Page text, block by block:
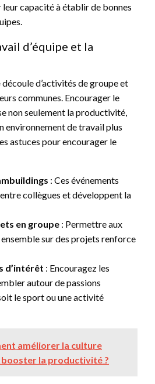
capacité à établir de bonnes
d’équipe et la
découle d’activités de groupe et
communes. Encourager le
non seulement la productivité,
environnement de travail plus
astuces pour encourager le
: Ces événements
collègues et développent la
en groupe : Permettre aux
ensemble sur des projets renforce
d’intérêt : Encouragez les
autour de passions
le sport ou une activité
améliorer la culture
la productivité ?